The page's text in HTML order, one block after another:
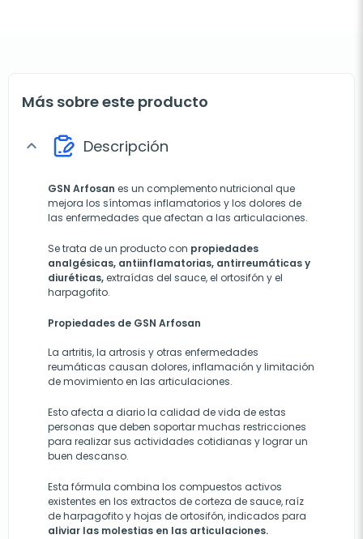
Más sobre este producto
expand_more Descripción
GSN Arfosan es un complemento nutricional que
mejora los síntomas inflamatorios y los dolores de
las enfermedades que afectan a las articulaciones.
Se trata de un producto con propiedades
analgésicas, antiinflamatorias, antirreumáticas y
diuréticas,extraídas del sauce, el ortosifón y el
harpagofito.
Propiedades de GSN Arfosan
La artritis, la artrosis y otras enfermedades
reumáticas causan dolores, inflamación y limitación
de movimiento en las articulaciones.
Esto afecta a diario la calidad de vida de estas
personas que deben soportar muchas restricciones
para realizar sus actividades cotidianas y lograr un
buen descanso.
Esta fórmula combina los compuestos activos
existentes en los extractos de corteza de sauce, raíz
de harpagofito y hojas de ortosifón, indicados para
aliviar las molestias en las articulaciones.